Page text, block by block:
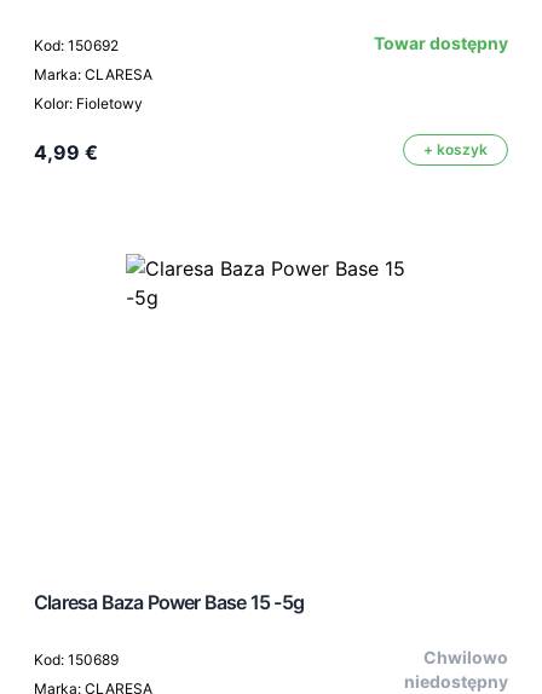
Kod: 150692
Marka: CLARESA
Kolor: Fioletowy
Towar dostępny
4,99 € + koszyk
Claresa Baza Power Base 15 -5g
Kod: 150689
Marka: CLARESA
Chwilowo
niedostępny